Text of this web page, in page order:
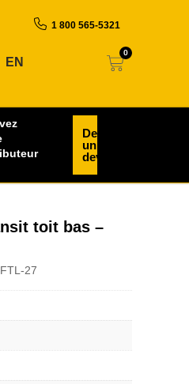
1 800 565-5321
EN
0
Demander
un
devis
toit bas –
27